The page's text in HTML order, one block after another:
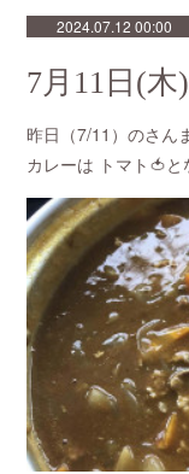
2024.07.12 00:00
7月11日(木)
昨日（7/11）のさ
カレーは トマト🍅